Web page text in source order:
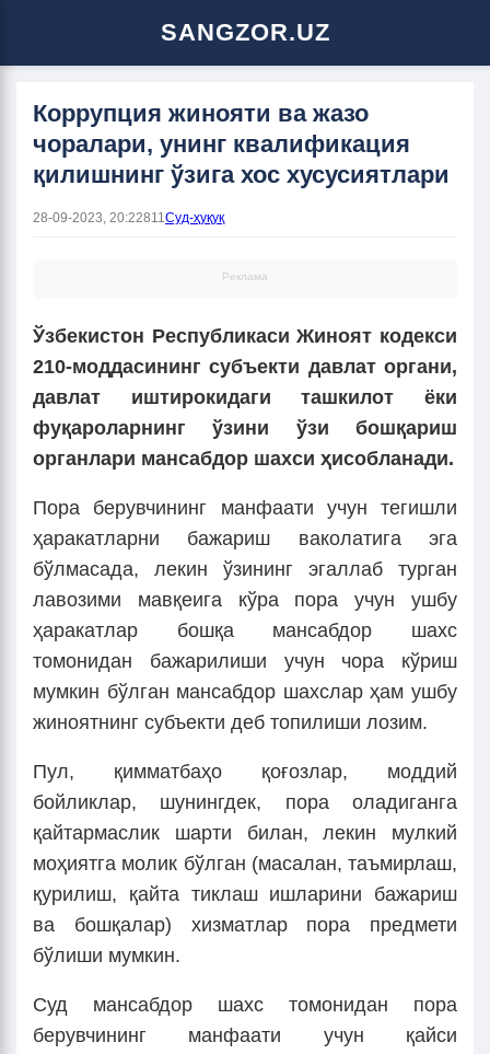
SANGZOR.UZ
Коррупция жинояти ва жазо
чоралари, унинг квалификация
қилишнинг ўзига хос хусусиятлари
28-09-2023, 20:22811Суд-ҳуқуқ
Реклама
Ўзбекистон Республикаси Жиноят кодекси
210-моддасининг субъекти давлат органи,
давлат иштирокидаги ташкилот ёки
фуқароларнинг ўзини ўзи бошқариш
органлари мансабдор шахси ҳисобланади.
Пора берувчининг манфаати учун тегишли
ҳаракатларни бажариш ваколатига эга
бўлмасада, лекин ўзининг эгаллаб турган
лавозими мавқеига кўра пора учун ушбу
ҳаракатлар бошқа мансабдор шахс
томонидан бажарилиши учун чора кўриш
мумкин бўлган мансабдор шахслар ҳам ушбу
жиноятнинг субъекти деб топилиши лозим.
Пул, қимматбаҳо қоғозлар, моддий
бойликлар, шунингдек, пора оладиганга
қайтармаслик шарти билан, лекин мулкий
моҳиятга молик бўлган (масалан, таъмирлаш,
қурилиш, қайта тиклаш ишларини бажариш
ва бошқалар) хизматлар пора предмети
бўлиши мумкин.
Суд мансабдор шахс томонидан пора
берувчининг манфаати учун қайси